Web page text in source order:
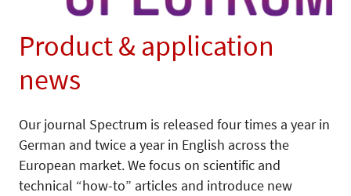
Product & application
news
Our journal Spectrum is released four times a year in
German and twice a year in English across the
European market. We focus on scientific and
technical “how-to” articles and introduce new